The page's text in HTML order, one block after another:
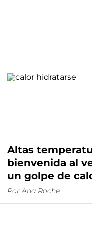
Altas
bienvenida al
un golpe de
Por Ana Roche